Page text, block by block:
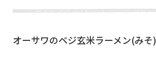
オーサワのベジ玄米ラーメン(みそ)